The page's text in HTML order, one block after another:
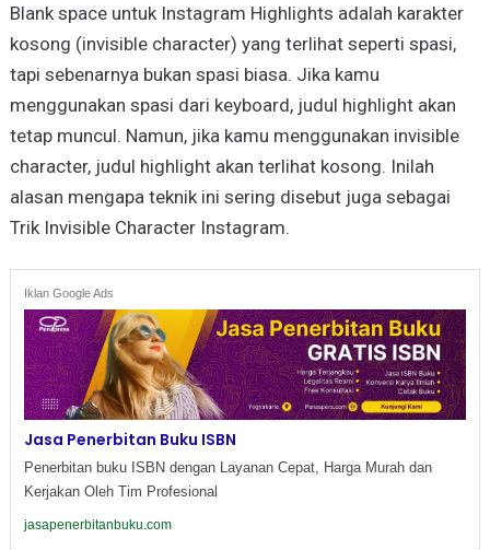
Blank space untuk Instagram Highlights adalah karakter
kosong (invisible character) yang terlihat seperti spasi,
tapi sebenarnya bukan spasi biasa. Jika kamu
menggunakan spasi dari keyboard, judul highlight akan
tetap muncul. Namun, jika kamu menggunakan invisible
character, judul highlight akan terlihat kosong. Inilah
alasan mengapa teknik ini sering disebut juga sebagai
Trik Invisible Character Instagram.
Iklan Google Ads
Jasa Penerbitan Buku ISBN
Penerbitan buku ISBN dengan Layanan Cepat, Harga Murah dan
Kerjakan Oleh Tim Profesional
jasapenerbitanbuku.com